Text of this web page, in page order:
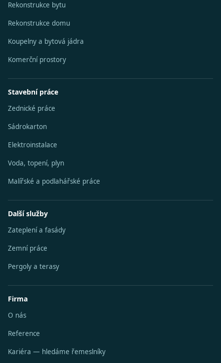
Rekonstrukce bytu
Rekonstrukce domu
Koupelny a bytová jádra
Komerční prostory
Stavební práce
Zednické práce
Sádrokarton
Elektroinstalace
Voda, topení, plyn
Malířské a podlahářské práce
Další služby
Zateplení a fasády
Zemní práce
Pergoly a terasy
Firma
O nás
Reference
Kariéra — hledáme řemeslníky